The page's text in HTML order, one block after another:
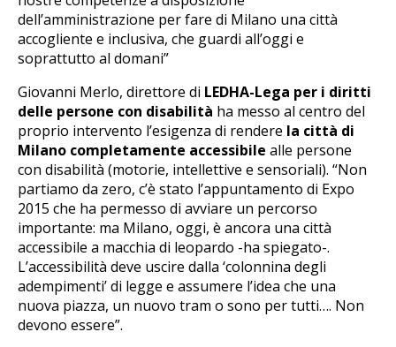
dell’amministrazione per fare di Milano una città
accogliente e inclusiva, che guardi all’oggi e
soprattutto al domani”
Giovanni Merlo, direttore di LEDHA-Lega per i diritti
delle persone con disabilità ha messo al centro del
proprio intervento l’esigenza di rendere la città di
Milano completamente accessibile alle persone
con disabilità (motorie, intellettive e sensoriali). “Non
partiamo da zero, c’è stato l’appuntamento di Expo
2015 che ha permesso di avviare un percorso
importante: ma Milano, oggi, è ancora una città
accessibile a macchia di leopardo -ha spiegato-.
L’accessibilità deve uscire dalla ‘colonnina degli
adempimenti’ di legge e assumere l’idea che una
nuova piazza, un nuovo tram o sono per tutti…. Non
devono essere”.